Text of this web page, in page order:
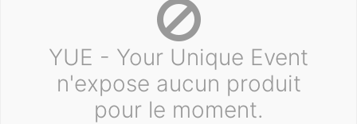
YUE - Your Unique Event
n'expose aucun produit
pour le moment.